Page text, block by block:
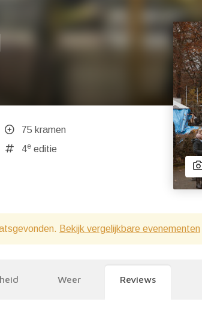
75 kramen
4eeditie
Bekijk vergelijkbare evenementen
Weer Reviews